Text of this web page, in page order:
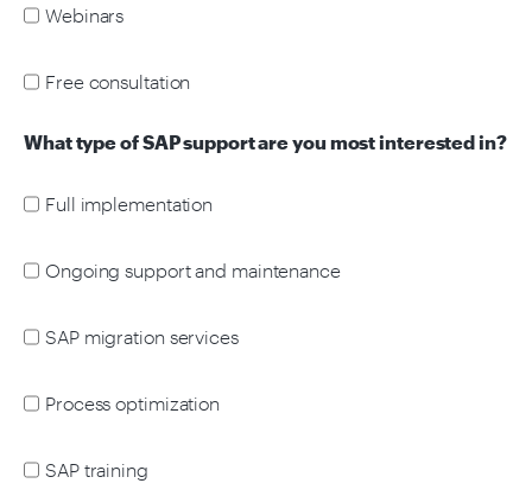
Webinars
Free consultation
What type of SAP support are you most interested in?
Full implementation
Ongoing support and maintenance
SAP migration services
Process optimization
SAP training